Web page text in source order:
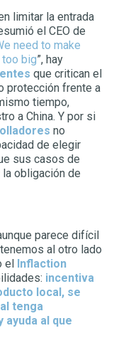
limitar la entrada
el CEO de
need to make
too big”, hay
que critican el
protección frente a
tiempo,
a China. Y por si
no
de elegir
sus casos de
obligación de
parece difícil
al otro lado
Inflaction
incentiva
local, se
tenga
al que